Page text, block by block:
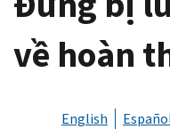
về hoàn
English